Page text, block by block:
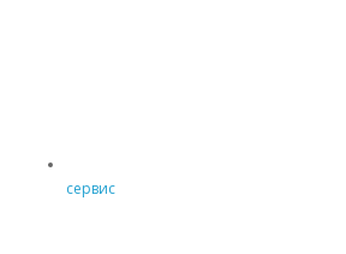
сервис